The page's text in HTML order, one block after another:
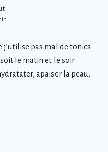
:
pas mal de tonics
le matin et le soir
apaiser la peau,